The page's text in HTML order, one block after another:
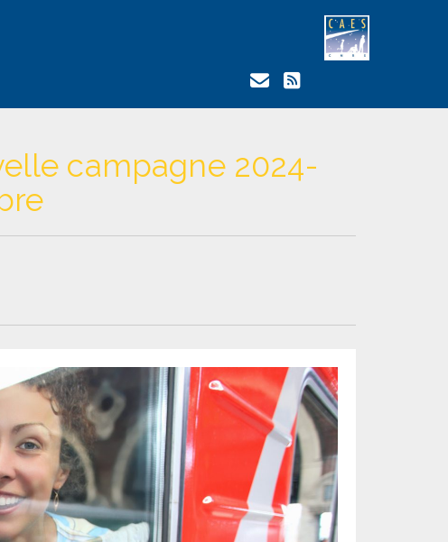
campagne 2024-